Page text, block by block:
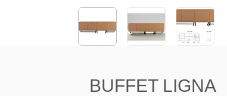
BUFFET LIGNA